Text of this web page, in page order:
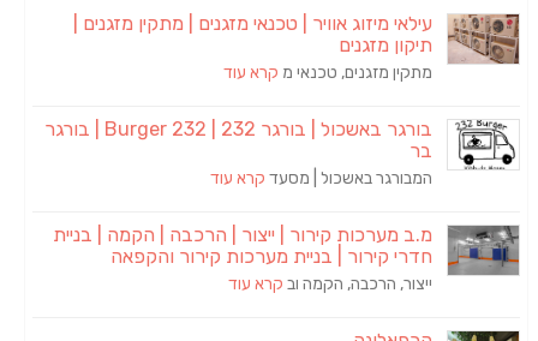
עילאי מיזוג אוויר | טכנאי מזגנים | מתקין מזגנים |
תיקון מזגנים
מתקין מזגנים, טכנאי מ קרא עוד
בורגר באשכול | בורגר 232 | Burger 232 | בורגר
בר
המבורגר באשכול | מסעד קרא עוד
מ.ב מערכות קירור | ייצור | הרכבה | הקמה | בניית
חדרי קירור | בניית מערכות קירור והקפאה
ייצור, הרכבה, הקמה וב קרא עוד